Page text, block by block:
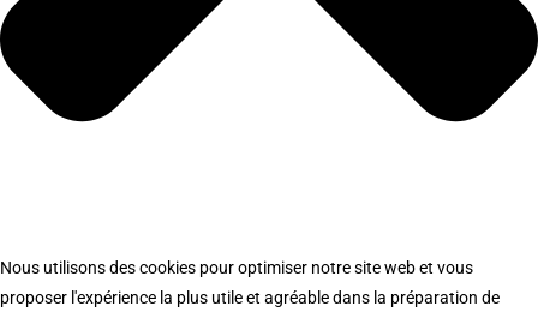
Nous utilisons des cookies pour optimiser notre site web et vous
proposer l'expérience la plus utile et agréable dans la préparation de